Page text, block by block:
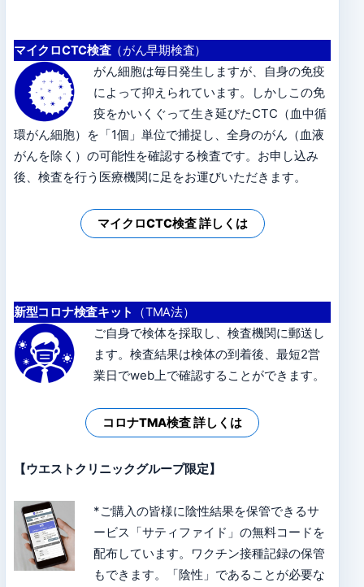
マイクロCTC検査（がん早期検査）
がん細胞は毎日発生しますが、自身の免疫
によって抑えられています。しかしこの免
疫をかいくぐって生き延びたCTC（血中循
環がん細胞）を「1個」単位で捕捉し、全身のがん（血液
がんを除く）の可能性を確認する検査です。お申し込み
後、検査を行う医療機関に足をお運びいただきます。
マイクロCTC検査 詳しくは
新型コロナ検査キット （TMA法）
ご自身で検体を採取し、検査機関に郵送し
ます。検査結果は検体の到着後、最短2営
業日でweb上で確認することができます。
コロナTMA検査 詳しくは
【ウエストクリニックグループ限定】
*ご購入の皆様に陰性結果を保管できるサ
ービス「サティファイド」の無料コードを
配布しています。ワクチン接種記録の保管
もできます。「陰性」であることが必要な